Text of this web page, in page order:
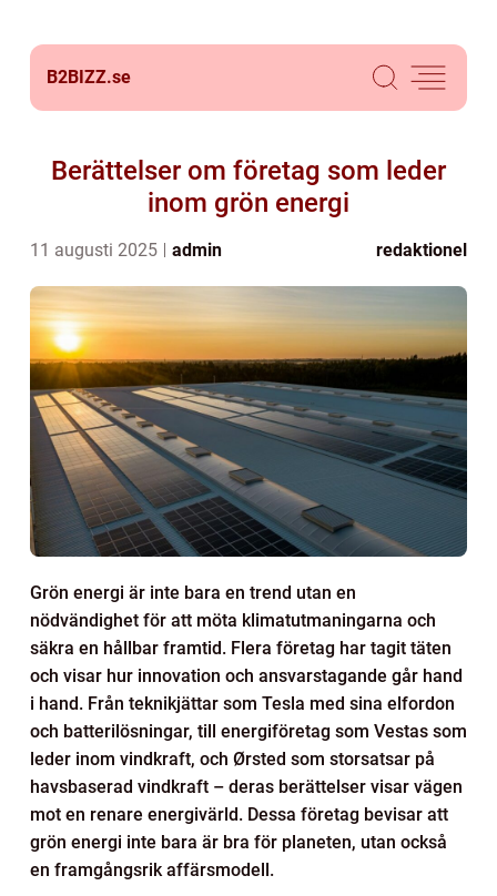
B2BIZZ.se
Berättelser om företag som leder
inom grön energi
11 augusti 2025 admin redaktionel
Grön energi är inte bara en trend utan en
nödvändighet för att möta klimatutmaningarna och
säkra en hållbar framtid. Flera företag har tagit täten
och visar hur innovation och ansvarstagande går hand
i hand. Från teknikjättar som Tesla med sina elfordon
och batterilösningar, till energiföretag som Vestas som
leder inom vindkraft, och Ørsted som storsatsar på
havsbaserad vindkraft – deras berättelser visar vägen
mot en renare energivärld. Dessa företag bevisar att
grön energi inte bara är bra för planeten, utan också
en framgångsrik affärsmodell.